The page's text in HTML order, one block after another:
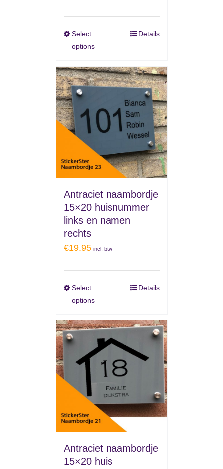
Select
options
Details
Antraciet naambordje
15×20 huisnummer
links en namen
rechts
€19.95 incl. btw
Select
options
Details
Antraciet naambordje
15×20 huis